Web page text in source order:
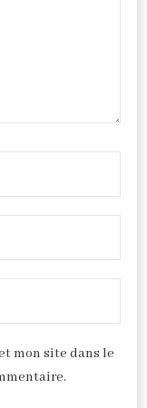
mon site dans le